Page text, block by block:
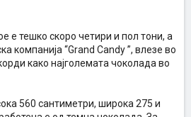
е тешко скоро четири и пол тони, а
компанија “Grand Candy ”, влезе во
како најголемата чоколада во
560 сантиметри, широка 275 и